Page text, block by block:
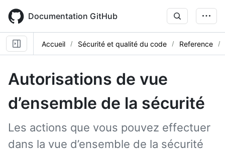
main
content
Documentation GitHub
Accueil Sécurité et qualité du code Reference
Autorisations de vue
d’ensemble de la sécurité
Les actions que vous pouvez effectuer
dans la vue d’ensemble de la sécurité